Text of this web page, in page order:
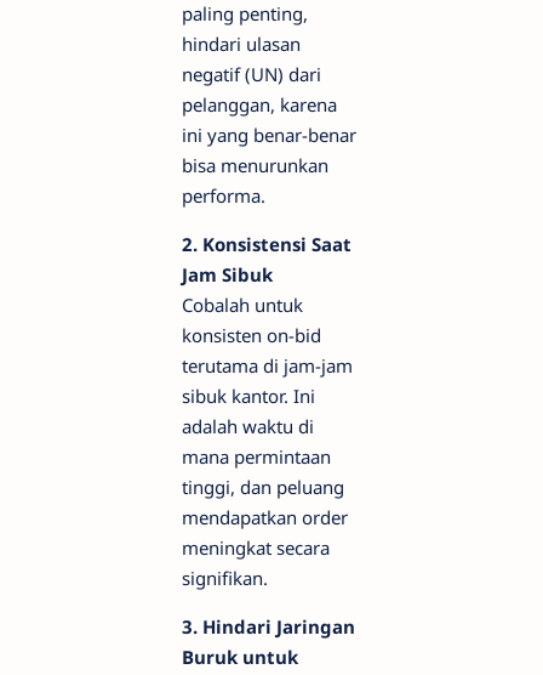
paling penting,
hindari ulasan
negatif (UN) dari
pelanggan, karena
ini yang benar-benar
bisa menurunkan
performa.
2. Konsistensi Saat
Jam Sibuk
Cobalah untuk
konsisten on-bid
terutama di jam-jam
sibuk kantor. Ini
adalah waktu di
mana permintaan
tinggi, dan peluang
mendapatkan order
meningkat secara
signifikan.
3. Hindari Jaringan
Buruk untuk